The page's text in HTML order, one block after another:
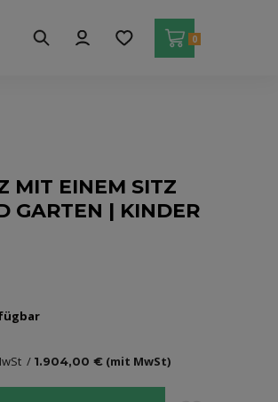
0
MIT EINEM SITZ
GARTEN | KINDER
1.904,00 € (mit MwSt)